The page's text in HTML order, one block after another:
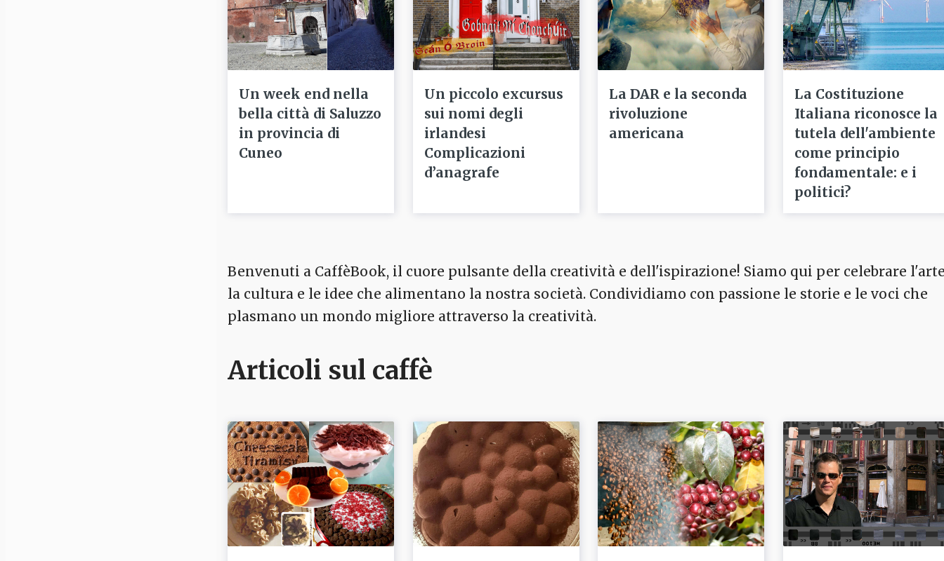
Un week end nella
bella città di Saluzzo
in provincia di
Cuneo
Un piccolo excursus
sui nomi degli
irlandesi
Complicazioni
d’anagrafe
La DAR e la seconda
rivoluzione
americana
La Costituzione
Italiana riconosce la
tutela dell'ambiente
come principio
fondamentale: e i
politici?
Benvenuti a CaffèBook, il cuore pulsante della creatività e dell'ispirazione! Siamo qui per celebrare
la cultura e le idee che alimentano la nostra società. Condividiamo con passione le storie e le voci che
plasmano un mondo migliore attraverso la creatività.
Articoli sul caffè